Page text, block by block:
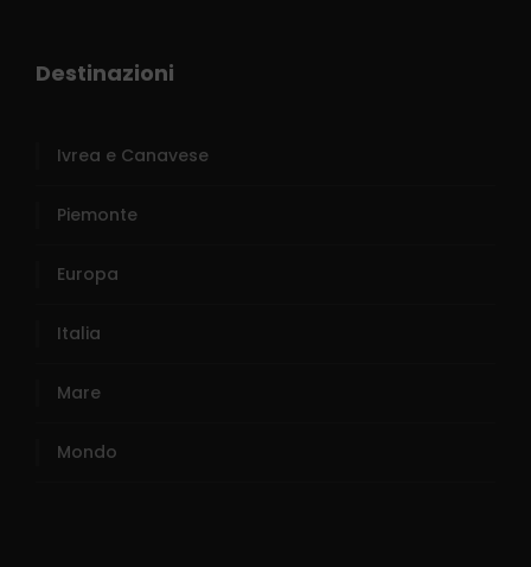
Destinazioni
Ivrea e Canavese
Piemonte
Europa
Italia
Mare
Mondo